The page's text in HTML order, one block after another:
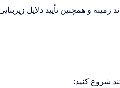
و همچنین تأیید دلایل
شروع کنید: